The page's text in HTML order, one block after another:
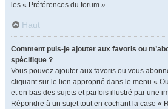
les « Préférences du forum ».
Haut
Comment puis-je ajouter aux favoris ou
spécifique ?
Vous pouvez ajouter aux favoris ou vous
cliquant sur le lien approprié dans le menu «
et en bas des sujets et parfois illustré par une
Répondre à un sujet tout en cochant la case «